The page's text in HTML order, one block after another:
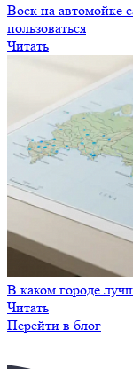
Воск на автомойке
пользоваться
Читать
В каком городе
Читать
Перейти в блог